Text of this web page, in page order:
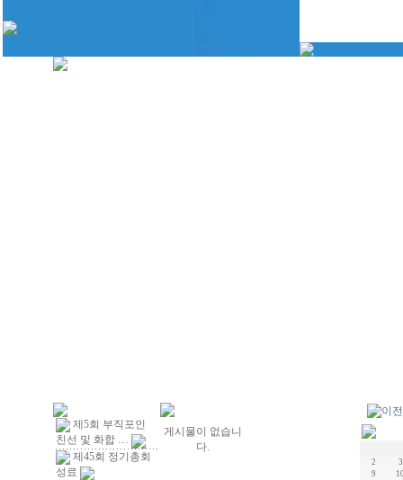
제5회 부직포인
친선 및 화합 …
제45회 정기총회
성료
게시물이 없습니
다.
2
3
9